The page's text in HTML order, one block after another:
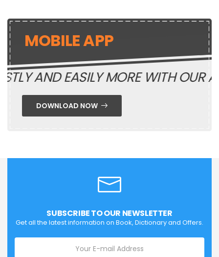
MOBILE APP
AND EASILY MORE WITH OUR
DOWNLOAD NOW
SUBSCRIBE TO OUR NEWSLETTER
Get all the latest information on Book, Dictionary and Offers.